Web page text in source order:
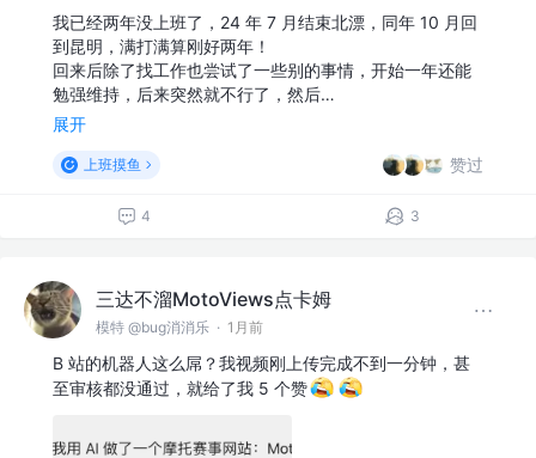
我已经两年没上班了，24 年 7 月结束北漂，同年 10 月回
到昆明，满打满算刚好两年！
回来后除了找工作也尝试了一些别的事情，开始一年还能
勉强维持，后来突然就不行了，然后…
展开
上班摸鱼 赞过
4 3
三达不溜MotoViews点卡姆
模特 @bug消消乐 · 1月前
B 站的机器人这么屌？我视频刚上传完成不到一分钟，甚
至审核都没通过，就给了我 5 个赞